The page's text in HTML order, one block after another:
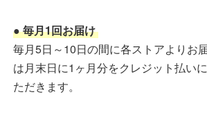
● 毎月1回お届け
毎月5日～10日の間に各ストアよりお
は月末日に1ヶ月分をクレジット払い
ただきます。